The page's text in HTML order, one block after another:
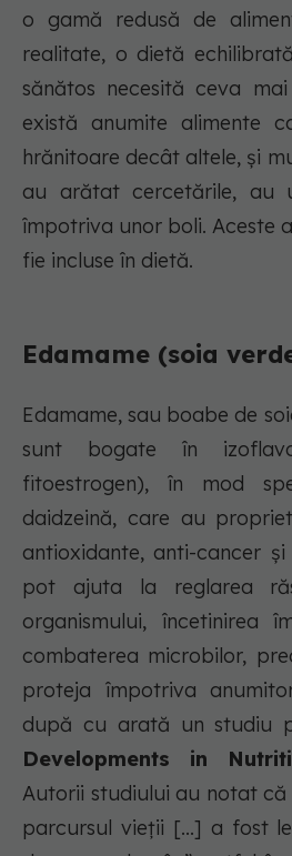
o gamă redusă de
realitate, o dietă
sănătos necesită ceva
există anumite alimente
hrănitoare decât altele, și
au arătat cercetările, au
împotriva unor boli. Aceste
fie incluse în dietă.
Edamame (soia
Edamame, sau boabe de
sunt bogate în
fitoestrogen), în mod
daidzeină, care au
antioxidante, anti-cancer și
pot ajuta la reglarea
organismului, încetinirea
combaterea microbilor,
proteja împotriva
după cu arată un studiu
Developments in
Autorii studiului au notat că
parcursul vieții [...] a fost